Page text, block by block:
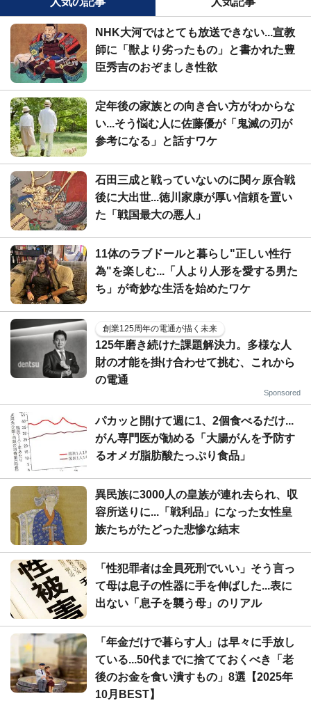
NHK大河ではとても放送できない...宣教
師に「獣より劣ったもの」と書かれた豊
臣秀吉のおぞましき性欲
定年後の家族との向き合い方がわからな
い...そう悩む人に佐藤優が「鬼滅の刃が
参考になる」と話すワケ
石田三成と戦っていないのに関ヶ原合戦
後に大出世...徳川家康が厚い信頼を置い
た「戦国最大の悪人」
11体のラブドールと暮らし"正しい性行
為"を楽しむ...「人より人形を愛する男た
ち」が奇妙な生活を始めたワケ
創業125周年の電通が描く未来
125年磨き続けた課題解決力。多様な人
財の才能を掛け合わせて挑む、これから
の電通
Sponsored
パカッと開けて週に1、2個食べるだけ...
がん専門医が勧める「大腸がんを予防す
るオメガ脂肪酸たっぷり食品」
異民族に3000人の皇族が連れ去られ、収
容所送りに...「戦利品」になった女性皇
族たちがたどった悲惨な結末
「性犯罪者は全員死刑でいい」そう言っ
て母は息子の性器に手を伸ばした...表に
出ない「息子を襲う母」のリアル
「年金だけで暮らす人」は早々に手放し
ている...50代までに捨てておくべき「老
後のお金を食い潰すもの」8選【2025年
10月BEST】